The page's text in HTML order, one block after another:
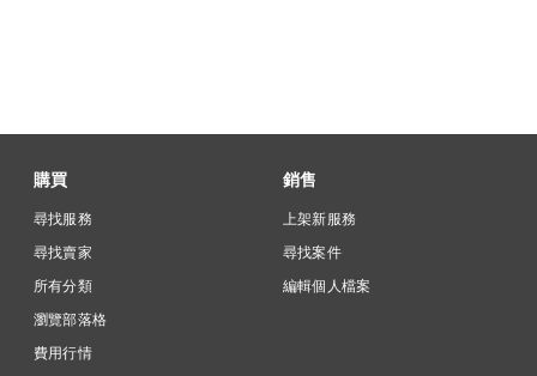
購買
尋找服務
尋找賣家
所有分類
瀏覽部落格
費用行情
銷售
上架新服務
尋找案件
編輯個人檔案